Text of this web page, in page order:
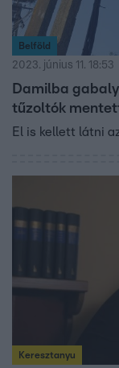
Belföld
2023. június 11. 18:53
Damilba
tűzoltók
El is kellett látni
Keresztanyu